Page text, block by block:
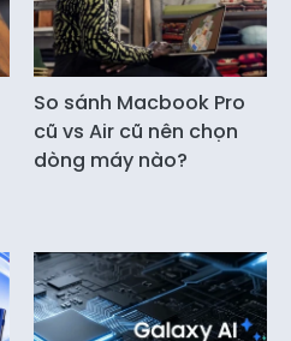
So sánh Macbook Pro
cũ vs Air cũ nên chọn
dòng máy nào?